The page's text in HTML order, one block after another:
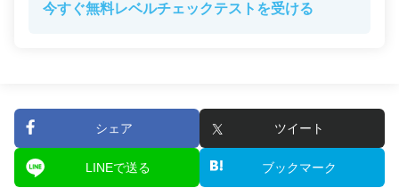
今すぐ無料レベルチェックテストを受ける
シェア ツイート
LINEで送る ブックマーク